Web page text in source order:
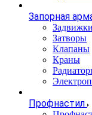
Запорная
Задвижки
Затворы
Клапаны
Краны
Профнастил